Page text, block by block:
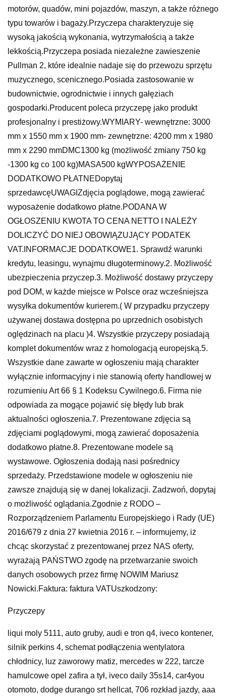
motorów, quadów, mini pojazdów, maszyn, a także różnego
typu towarów i bagaży.Przyczepa charakteryzuje się
wysoką jakością wykonania, wytrzymałością a także
lekkością.Przyczepa posiada niezależne zawieszenie
Pullman 2, które idealnie nadaje się do przewozu sprzętu
muzycznego, scenicznego.Posiada zastosowanie w
budownictwie, ogrodnictwie i innych gałęziach
gospodarki.Producent poleca przyczepę jako produkt
profesjonalny i prestiżowy.WYMIARY- wewnętrzne: 3000
mm x 1550 mm x 1900 mm- zewnętrzne: 4200 mm x 1980
mm x 2290 mmDMC1300 kg (możliwość zmiany 750 kg
-1300 kg co 100 kg)MASA500 kgWYPOSAŻENIE
DODATKOWO PŁATNEDopytaj
sprzedawcęUWAGIZdjęcia poglądowe, mogą zawierać
wyposażenie dodatkowo płatne.PODANA W
OGŁOSZENIU KWOTA TO CENA NETTO I NALEŻY
DOLICZYĆ DO NIEJ OBOWIĄZUJĄCY PODATEK
VAT.INFORMACJE DODATKOWE1. Sprawdź warunki
kredytu, leasingu, wynajmu długoterminowy.2. Możliwość
ubezpieczenia przyczep.3. Możliwość dostawy przyczepy
pod DOM, w każde miejsce w Polsce oraz wcześniejsza
wysyłka dokumentów kurierem.( W przypadku przyczepy
używanej dostawa dostępna po uprzednich osobistych
oględzinach na placu )4. Wszystkie przyczepy posiadają
komplet dokumentów wraz z homologacją europejską.5.
Wszystkie dane zawarte w ogłoszeniu mają charakter
wyłącznie informacyjny i nie stanowią oferty handlowej w
rozumieniu Art 66 § 1 Kodeksu Cywilnego.6. Firma nie
odpowiada za mogące pojawić się błędy lub brak
aktualności ogłoszenia.7. Prezentowane zdjęcia są
zdjęciami poglądowymi, mogą zawierać doposażenia
dodatkowo płatne.8. Prezentowane modele są
wystawowe. Ogłoszenia dodają nasi pośrednicy
sprzedaży. Przedstawione modele w ogłoszeniu nie
zawsze znajdują się w danej lokalizacji. Zadzwoń, dopytaj
o możliwość oglądania.Zgodnie z RODO –
Rozporządzeniem Parlamentu Europejskiego i Rady (UE)
2016/679 z dnia 27 kwietnia 2016 r. – informujemy, iż
chcąc skorzystać z prezentowanej przez NAS oferty,
wyrażają PAŃSTWO zgodę na przetwarzanie swoich
danych osobowych przez firmę NOWIM Mariusz
Nowicki.Faktura: faktura VATUszkodzony:
Przyczepy
liqui moly 5111, auto gruby, audi e tron q4, iveco kontener,
silnik perkins 4, schemat podłączenia wentylatora
chłodnicy, luz zaworowy matiz, mercedes w 222, tarcze
hamulcowe opel zafira a tył, iveco daily 35s14, car4you
otomoto, dodge durango srt hellcat, 706 rozkład jazdy, aaa